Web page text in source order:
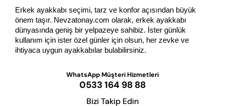
Erkek ayakkabı seçimi, tarz ve konfor açısından büyük
önem taşır. Nevzatonay.com olarak, erkek ayakkabı
dünyasında geniş bir yelpazeye sahibiz. İster günlük
kullanım için ister özel günler için olsun, her zevke ve
ihtiyaca uygun ayakkabılar bulabilirsiniz.
WhatsApp Müşteri Hizmetleri
0533 164 98 88
Bizi Takip Edin